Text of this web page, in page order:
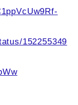
152255349